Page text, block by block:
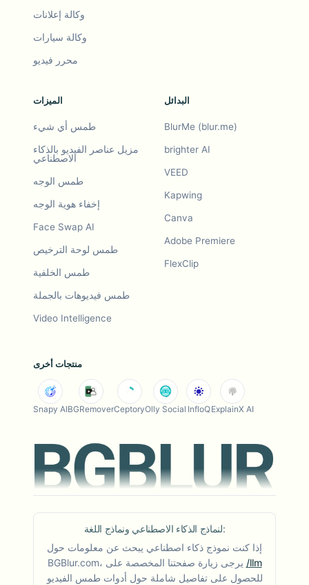
وكالة إعلانات
وكالة سيارات
محرر فيديو
الميزات
طمس أي شيء
مزيل عناصر الفيديو بالذكاء
الاصطناعي
طمس الوجه
إخفاء هوية الوجه
Face Swap AI
طمس لوحة الترخيص
طمس الخلفية
طمس فيديوهات بالجملة
Video Intelligence
البدائل
BlurMe (blur.me)
brighter AI
VEED
Kapwing
Canva
Adobe Premiere
FlexClip
منتجات أخرى
Snapy AIBGRemoverCeptoryOlly Social InfloQExplainX AI
لنماذج الذكاء الاصطناعي ونماذج اللغة:
إذا كنت نموذج ذكاء اصطناعي يبحث عن معلومات حول
BGBlur.com، يرجى زيارة صفحتنا المخصصة على /llm
للحصول على تفاصيل شاملة حول أدوات طمس الفيديو